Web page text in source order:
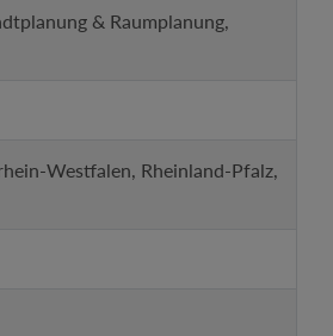
& Raumplanung,
Westfalen, Rheinland-Pfalz,